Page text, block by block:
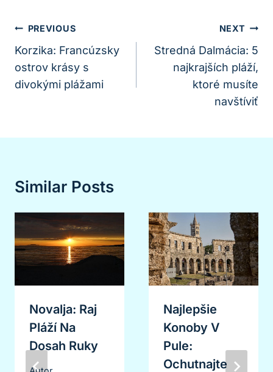
Navigácia
V
Článku
PREVIOUS
Korzika: Francúzsky
ostrov krásy s
divokými plážami
NEXT
Stredná Dalmácia: 5
najkrajších pláží,
ktoré musíte
navštíviť
Similar Posts
Novalja: Raj
Pláží Na
Dosah Ruky
Najlepšie
Konoby V
Pule:
Ochutnajte